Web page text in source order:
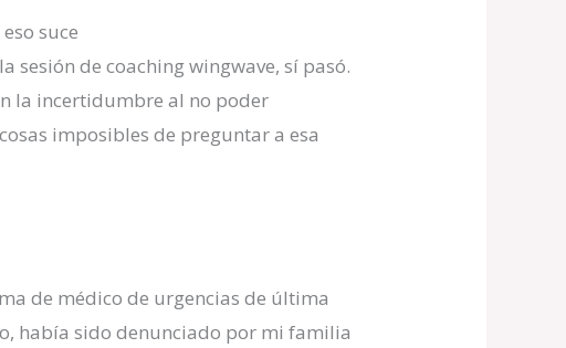
suce
sesión de coaching wingwave, sí pasó.
la incertidumbre al no poder
imposibles de preguntar a esa
de médico de urgencias de última
había sido denunciado por mi familia